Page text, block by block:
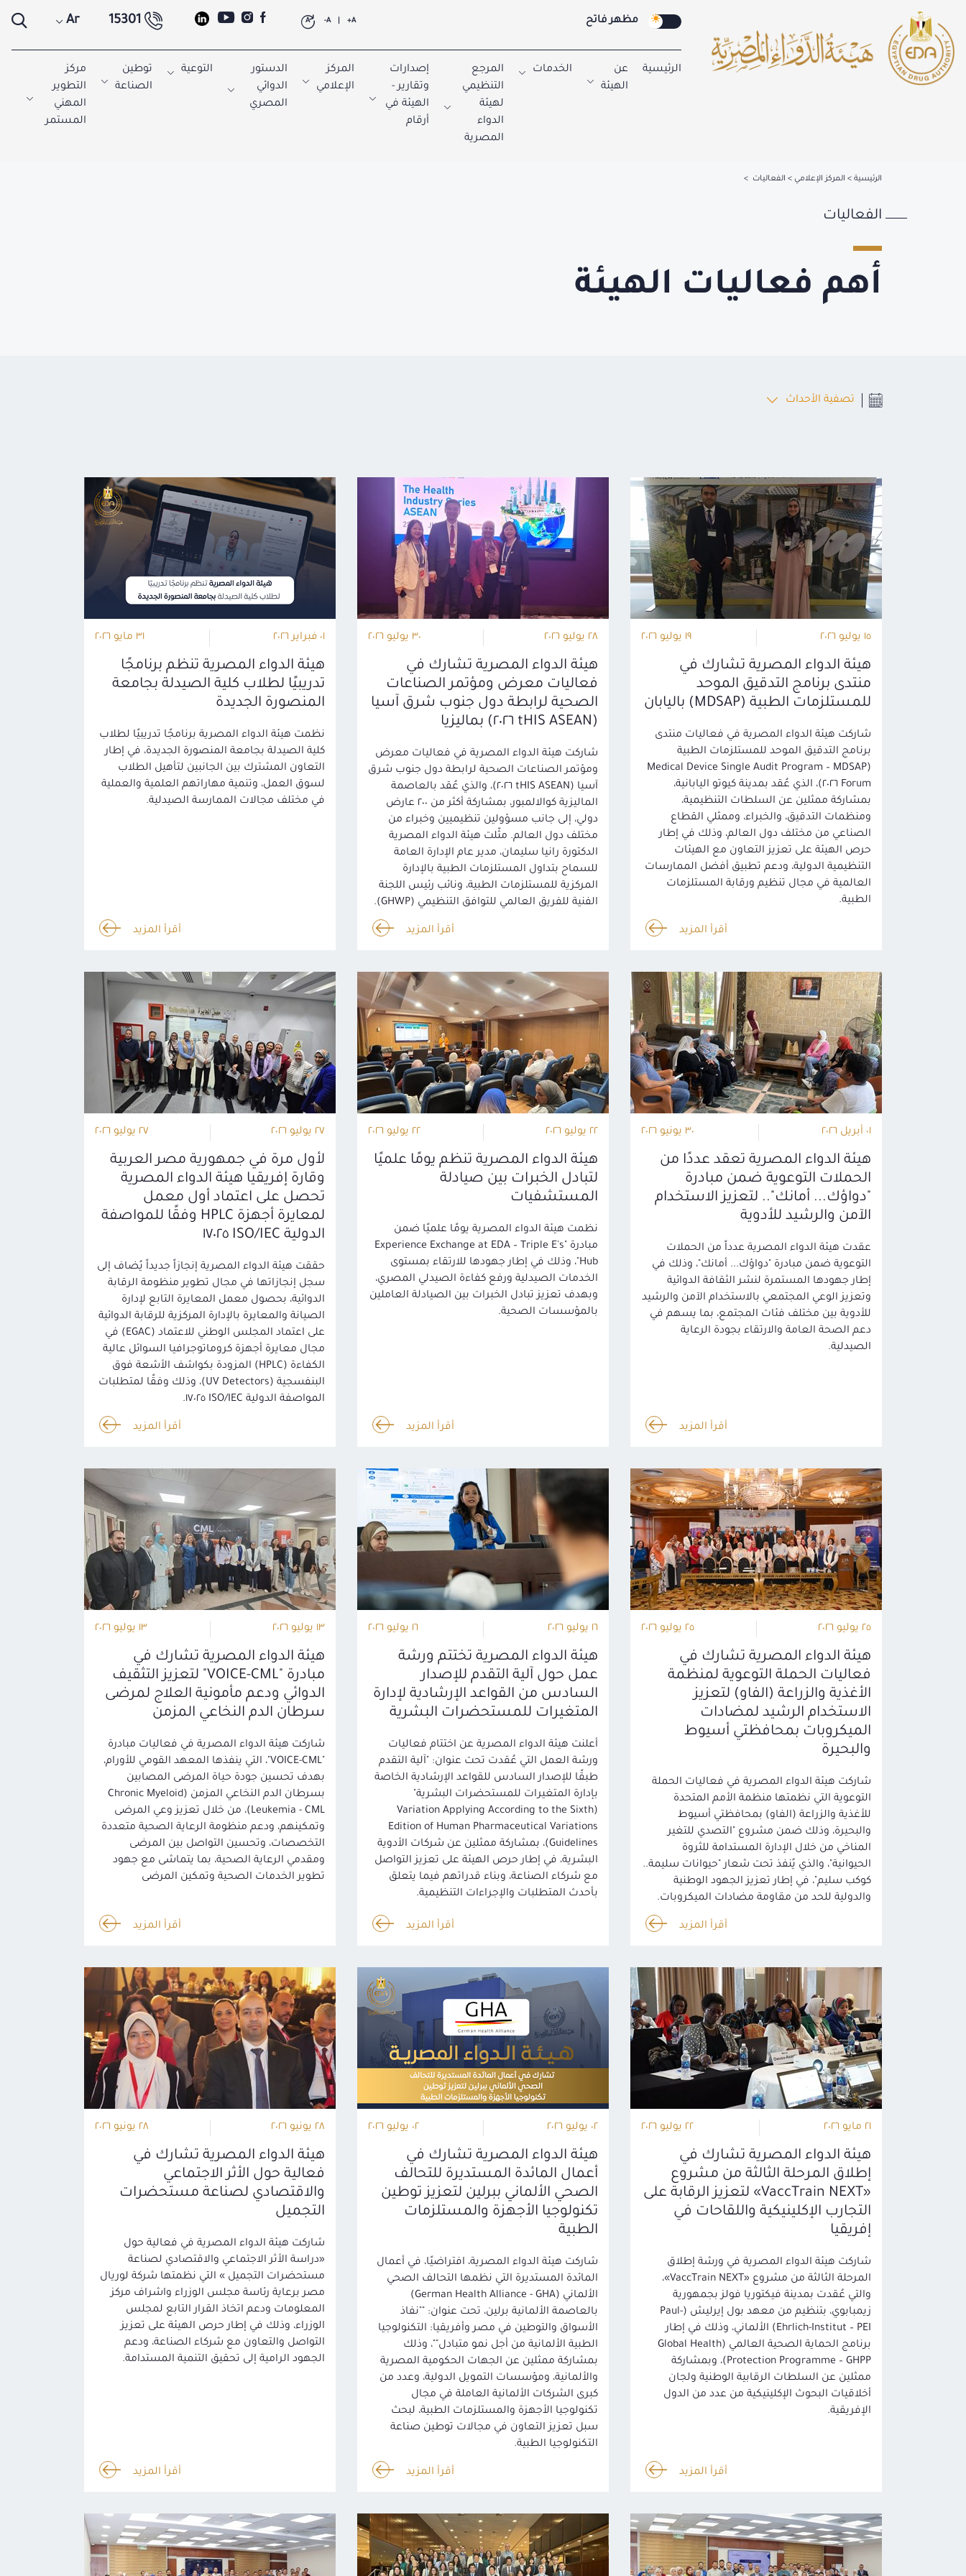
مظهر فاتح A+
A-
A
15301
Ar
الرئيسية
عن
الهيئة
الخدمات
المرجع
التنظيمي
لهيئة
الدواء
المصرية
إصدارات
وتقارير -
الهيئة في
أرقام
المركز
الإعلامي
الدستور
الدوائي
المصري
التوعية
توطين
الصناعة
مركز
التطوير
المهني
المستمر
الرئيسية المركز الإعلامي الفعاليات
الفعاليات
أهم فعاليات الهيئة
تصفية الأحداث
١٥ يوليو ٢٠٢٦ ١٩ يوليو ٢٠٢٦
هيئة الدواء المصرية تشارك في
منتدى برنامج التدقيق الموحد
للمستلزمات الطبية (MDSAP) باليابان
شاركت هيئة الدواء المصرية في فعاليات منتدى
برنامج التدقيق الموحد للمستلزمات الطبية
(Medical Device Single Audit Program – MDSAP
Forum ٢٠٢٦)، الذي عُقد بمدينة كيوتو اليابانية،
بمشاركة ممثلين عن السلطات التنظيمية،
ومنظمات التدقيق، والخبراء، وممثلي القطاع
الصناعي من مختلف دول العالم، وذلك في إطار
حرص الهيئة على تعزيز التعاون مع الهيئات
التنظيمية الدولية، ودعم تطبيق أفضل الممارسات
العالمية في مجال تنظيم ورقابة المستلزمات
الطبية.
أقرأ المزيد
٢٨ يوليو ٢٠٢٦ ٣٠ يوليو ٢٠٢٦
هيئة الدواء المصرية تشارك في
فعاليات معرض ومؤتمر الصناعات
الصحية لرابطة دول جنوب شرق آسيا
(tHIS ASEAN ٢٠٢٦) بماليزيا
شاركت هيئة الدواء المصرية في فعاليات معرض
ومؤتمر الصناعات الصحية لرابطة دول جنوب شرق
آسيا (tHIS ASEAN ٢٠٢٦)، والذي عُقد بالعاصمة
الماليزية كوالالمبور، بمشاركة أكثر من ٢٠٠ عارض
دولي، إلى جانب مسؤولين تنظيميين وخبراء من
مختلف دول العالم. مثّلت هيئة الدواء المصرية
الدكتورة رانيا سليمان، مدير عام الإدارة العامة
للسماح بتداول المستلزمات الطبية بالإدارة
المركزية للمستلزمات الطبية، ونائب رئيس اللجنة
الفنية للفريق العالمي للتوافق التنظيمي (GHWP).
أقرأ المزيد
٠١ فبراير ٢٠٢٦ ٣١ مايو ٢٠٢٦
هيئة الدواء المصرية تنظم برنامجًا
تدريبيًا لطلاب كلية الصيدلة بجامعة
المنصورة الجديدة
نظمت هيئة الدواء المصرية برنامجًا تدريبيًا لطلاب
كلية الصيدلة بجامعة المنصورة الجديدة، في إطار
التعاون المشترك بين الجانبين لتأهيل الطلاب
لسوق العمل، وتنمية مهاراتهم العلمية والعملية
في مختلف مجالات الممارسة الصيدلية.
أقرأ المزيد
٠١ أبريل ٢٠٢٦ ٣٠ يونيو ٢٠٢٦
هيئة الدواء المصرية تعقد عددًا من
الحملات التوعوية ضمن مبادرة
"دواؤك... أمانك".. لتعزيز الاستخدام
الآمن والرشيد للأدوية
عقدت هيئة الدواء المصرية عدداً من الحملات
التوعوية ضمن مبادرة "دواؤك... أمانك"، وذلك في
إطار جهودها المستمرة لنشر الثقافة الدوائية
وتعزيز الوعي المجتمعي بالاستخدام الآمن والرشيد
للأدوية بين مختلف فئات المجتمع، بما يسهم في
دعم الصحة العامة والارتقاء بجودة الرعاية
الصيدلية.
أقرأ المزيد
٢٢ يوليو ٢٠٢٦ ٢٢ يوليو ٢٠٢٦
هيئة الدواء المصرية تنظم يومًا علميًا
لتبادل الخبرات بين صيادلة
المستشفيات
نظمت هيئة الدواء المصرية يومًا علميًا ضمن
مبادرة "Experience Exchange at EDA – Triple E's
Hub"، وذلك في إطار جهودها للارتقاء بمستوى
الخدمات الصيدلية ورفع كفاءة الصيدلي المصري،
وبهدف تعزيز تبادل الخبرات بين الصيادلة العاملين
بالمؤسسات الصحية.
أقرأ المزيد
٢٧ يوليو ٢٠٢٦ ٢٧ يوليو ٢٠٢٦
لأول مرة في جمهورية مصر العربية
وقارة إفريقيا هيئة الدواء المصرية
تحصل على اعتماد أول معمل
لمعايرة أجهزة HPLC وفقًا للمواصفة
الدولية ISO/IEC ١٧٠٢٥
حققت هيئة الدواء المصرية إنجازاً جديداً يُضاف إلى
سجل إنجازاتها في مجال تطوير منظومة الرقابة
الدوائية، بحصول معمل المعايرة التابع لإدارة
الصيانة والمعايرة بالإدارة المركزية للرقابة الدوائية
على اعتماد المجلس الوطني للاعتماد (EGAC) في
مجال معايرة أجهزة كروماتوجرافيا السوائل عالية
الكفاءة (HPLC) المزودة بكواشف الأشعة فوق
البنفسجية (UV Detectors)، وذلك وفقًا لمتطلبات
المواصفة الدولية ISO/IEC ١٧٠٢٥.
أقرأ المزيد
٢٥ يوليو ٢٠٢٦ ٢٥ يوليو ٢٠٢٦
هيئة الدواء المصرية تشارك في
فعاليات الحملة التوعوية لمنظمة
الأغذية والزراعة (الفاو) لتعزيز
الاستخدام الرشيد لمضادات
الميكروبات بمحافظتي أسيوط
والبحيرة
شاركت هيئة الدواء المصرية في فعاليات الحملة
التوعوية التي نظمتها منظمة الأمم المتحدة
للأغذية والزراعة (الفاو) بمحافظتي أسيوط
والبحيرة، وذلك ضمن مشروع "التصدي للتغير
المناخي من خلال الإدارة المستدامة للثروة
الحيوانية"، والذي يُنفذ تحت شعار "حيوانات سليمة..
كوكب سليم"، في إطار تعزيز الجهود الوطنية
والدولية للحد من مقاومة مضادات الميكروبات.
أقرأ المزيد
١٦ يوليو ٢٠٢٦ ١٦ يوليو ٢٠٢٦
هيئة الدواء المصرية تختتم ورشة
عمل حول آلية التقدم للإصدار
السادس من القواعد الإرشادية لإدارة
المتغيرات للمستحضرات البشرية
أعلنت هيئة الدواء المصرية عن اختتام فعاليات
ورشة العمل التي عُقدت تحت عنوان: "آلية التقدم
طبقًا للإصدار السادس للقواعد الإرشادية الخاصة
بإدارة المتغيرات للمستحضرات البشرية"
(Variation Applying According to the Sixth
Edition of Human Pharmaceutical Variations
Guidelines)، بمشاركة ممثلين عن شركات الأدوية
البشرية، في إطار حرص الهيئة على تعزيز التواصل
مع شركاء الصناعة، وبناء قدراتهم فيما يتعلق
بأحدث المتطلبات والإجراءات التنظيمية.
أقرأ المزيد
١٣ يوليو ٢٠٢٦ ١٣ يوليو ٢٠٢٦
هيئة الدواء المصرية تشارك في
مبادرة "VOICE-CML" لتعزيز التثقيف
الدوائي ودعم مأمونية العلاج لمرضى
سرطان الدم النخاعي المزمن
شاركت هيئة الدواء المصرية في فعاليات مبادرة
"VOICE-CML"، التي ينفذها المعهد القومي للأورام،
بهدف تحسين جودة حياة المرضى المصابين
بسرطان الدم النخاعي المزمن (Chronic Myeloid
Leukemia - CML)، من خلال تعزيز وعي المرضى
وتمكينهم، ودعم منظومة الرعاية الصحية متعددة
التخصصات، وتحسين التواصل بين المرضى
ومقدمي الرعاية الصحية، بما يتماشى مع جهود
تطوير الخدمات الصحية وتمكين المرضى
أقرأ المزيد
٢١ مايو ٢٠٢٦ ٢٢ يوليو ٢٠٢٦
هيئة الدواء المصرية تشارك في
إطلاق المرحلة الثالثة من مشروع
«VaccTrain NEXT» لتعزيز الرقابة على
التجارب الإكلينيكية واللقاحات في
إفريقيا
شاركت هيئة الدواء المصرية في ورشة إطلاق
المرحلة الثالثة من مشروع «VaccTrain NEXT»،
والتي عُقدت بمدينة فيكتوريا فولز بجمهورية
زيمبابوي، بتنظيم من معهد بول إيرليش (Paul-
Ehrlich-Institut – PEI) الألماني، وذلك في إطار
برنامج الحماية الصحية العالمي (Global Health
Protection Programme – GHPP)، وبمشاركة
ممثلين عن السلطات الرقابية الوطنية ولجان
أخلاقيات البحوث الإكلينيكية من عدد من الدول
الإفريقية.
أقرأ المزيد
٠٢ يوليو ٢٠٢٦ ٠٢ يوليو ٢٠٢٦
هيئة الدواء المصرية تشارك في
أعمال المائدة المستديرة للتحالف
الصحي الألماني ببرلين لتعزيز توطين
تكنولوجيا الأجهزة والمستلزمات
الطبية
شاركت هيئة الدواء المصرية، افتراضيًا، في أعمال
المائدة المستديرة التي نظمها التحالف الصحي
الألماني (German Health Alliance - GHA)
بالعاصمة الألمانية برلين، تحت عنوان: ""نفاذ
الأسواق والتوطين في مصر وأفريقيا: التكنولوجيا
الطبية الألمانية من أجل نمو متبادل""، وذلك
بمشاركة ممثلين عن الجهات الحكومية المصرية
والألمانية، ومؤسسات التمويل الدولية، وعدد من
كبرى الشركات الألمانية العاملة في مجال
تكنولوجيا الأجهزة والمستلزمات الطبية، لبحث
سبل تعزيز التعاون في مجالات توطين صناعة
التكنولوجيا الطبية.
أقرأ المزيد
٢٨ يونيو ٢٠٢٦ ٢٨ يونيو ٢٠٢٦
هيئة الدواء المصرية تشارك في
فعالية حول الأثر الاجتماعي
والاقتصادي لصناعة مستحضرات
التجميل
شاركت هيئة الدواء المصرية في فعالية حول
«دراسة الأثر الاجتماعي والاقتصادي لصناعة
مستحضرات التجميل » التي نظمتها شركة لوريال
مصر برعاية رئاسة مجلس الوزراء واشراف مركز
المعلومات ودعم اتخاذ القرار التابع لمجلس
الوزراء، وذلك في إطار حرص الهيئة على تعزيز
التواصل والتعاون مع شركاء الصناعة، ودعم
الجهود الرامية إلى تحقيق التنمية المستدامة.
أقرأ المزيد